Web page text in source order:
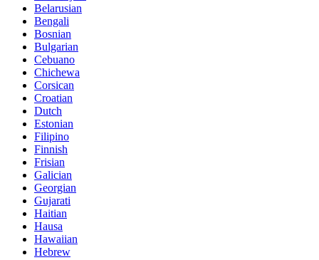
Belarusian
Bengali
Bosnian
Bulgarian
Cebuano
Chichewa
Corsican
Croatian
Dutch
Estonian
Filipino
Finnish
Frisian
Galician
Georgian
Gujarati
Haitian
Hausa
Hawaiian
Hebrew